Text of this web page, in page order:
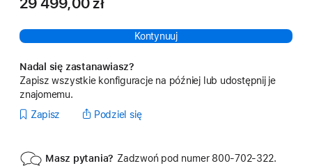
Kontynuuj
Nadal się zastanawiasz?
Zapisz wszystkie konfiguracje na później lub udostępnij je
znajomemu.
Zapisz
Podziel się
Masz pytania? Zadzwoń pod numer 800‑702‑322.